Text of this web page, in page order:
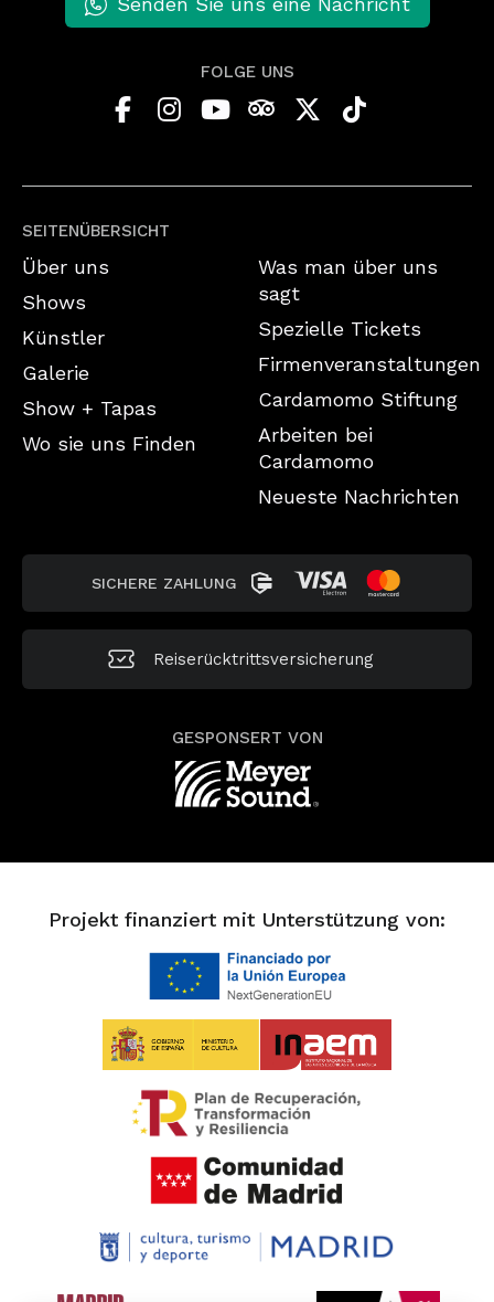
SEITENÜBERSICHT
Über uns
Shows
Künstler
Galerie
Show + Tapas
Wo sie uns Finden
Was man über uns
sagt
Spezielle Tickets
Firmenveranstaltungen
Cardamomo Stiftung
Arbeiten bei
Cardamomo
Neueste Nachrichten
FOLGE UNS
SICHERE ZAHLUNG
Reiserücktrittsversicherung
GESPONSERT VON
Projekt finanziert mit Unterstützung von: